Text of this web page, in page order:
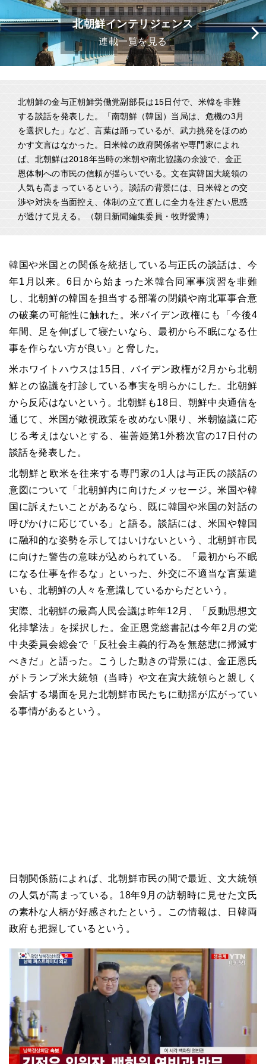
北朝鮮インテリジェンス
連載一覧を見る
北朝鮮の金与正朝鮮労働党副部長は15日付で、米韓を非難
する談話を発表した。「南朝鮮（韓国）当局は、危機の3月
を選択した」など、言葉は踊っているが、武力挑発をほのめ
かす文言はなかった。日米韓の政府関係者や専門家によれ
ば、北朝鮮は2018年当時の米朝や南北協議の余波で、金正
恩体制への市民の信頼が揺らいでいる。文在寅韓国大統領の
人気も高まっているという。談話の背景には、日米韓との交
渉や対決を当面控え、体制の立て直しに全力を注ぎたい思惑
が透けて見える。（朝日新聞編集委員・牧野愛博）
韓国や米国との関係を統括している与正氏の談話は、今
年1月以来。6日から始まった米韓合同軍事演習を非難
し、北朝鮮の韓国を担当する部署の閉鎖や南北軍事合意
の破棄の可能性に触れた。米バイデン政権にも「今後4
年間、足を伸ばして寝たいなら、最初から不眠になる仕
事を作らない方が良い」と脅した。
米ホワイトハウスは15日、バイデン政権が2月から北朝
鮮との協議を打診している事実を明らかにした。北朝鮮
から反応はないという。北朝鮮も18日、朝鮮中央通信を
通じて、米国が敵視政策を改めない限り、米朝協議に応
じる考えはないとする、崔善姫第1外務次官の17日付の
談話を発表した。
北朝鮮と欧米を往来する専門家の1人は与正氏の談話の
意図について「北朝鮮内に向けたメッセージ。米国や韓
国に訴えたいことがあるなら、既に韓国や米国の対話の
呼びかけに応じている」と語る。談話には、米国や韓国
に融和的な姿勢を示してはいけないという、北朝鮮市民
に向けた警告の意味が込められている。「最初から不眠
になる仕事を作るな」といった、外交に不適当な言葉遣
いも、北朝鮮の人々を意識しているからだという。
実際、北朝鮮の最高人民会議は昨年12月、「反動思想文
化排撃法」を採択した。金正恩党総書記は今年2月の党
中央委員会総会で「反社会主義的行為を無慈悲に掃滅す
べきだ」と語った。こうした動きの背景には、金正恩氏
がトランプ米大統領（当時）や文在寅大統領らと親しく
会話する場面を見た北朝鮮市民たちに動揺が広がってい
る事情があるという。
日朝関係筋によれば、北朝鮮市民の間で最近、文大統領
の人気が高まっている。18年9月の訪朝時に見せた文氏
の素朴な人柄が好感されたという。この情報は、日韓両
政府も把握しているという。